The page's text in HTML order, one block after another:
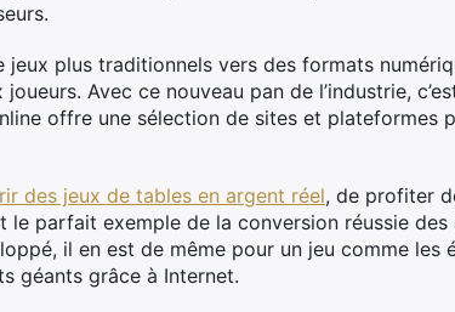
plus traditionnels vers des formats
Avec ce nouveau pan de l’industrie,
offre une sélection de sites et plateformes
des jeux de tables en argent réel, de profiter
le parfait exemple de la conversion réussie
il en est de même pour un jeu comme les
géants grâce à Internet.